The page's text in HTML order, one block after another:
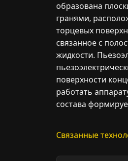
образована
гранями,
торцевых
связанное с
жидкости.
поверхности
работать
состава
Связанные